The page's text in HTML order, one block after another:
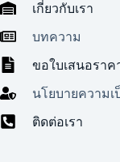
เกี่ยวกับเรา
บทความ
ขอใบเสนอราค
นโยบายความเ
ติดต่อเรา